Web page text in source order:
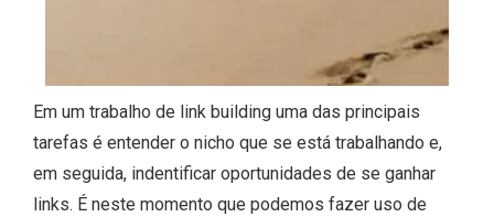
Em um trabalho de link building uma das principais
tarefas é entender o nicho que se está trabalhando e,
em seguida, indentificar oportunidades de se ganhar
links. É neste momento que podemos fazer uso de